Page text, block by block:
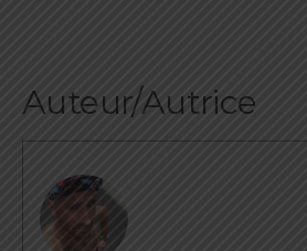
Auteur/Autrice